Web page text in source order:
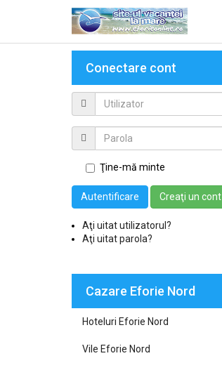
Conectare cont
Ţine-mă minte
Autentificare Creaţi un cont
Aţi uitat utilizatorul?
Aţi uitat parola?
Cazare Eforie Nord
Hoteluri Eforie Nord
Vile Eforie Nord